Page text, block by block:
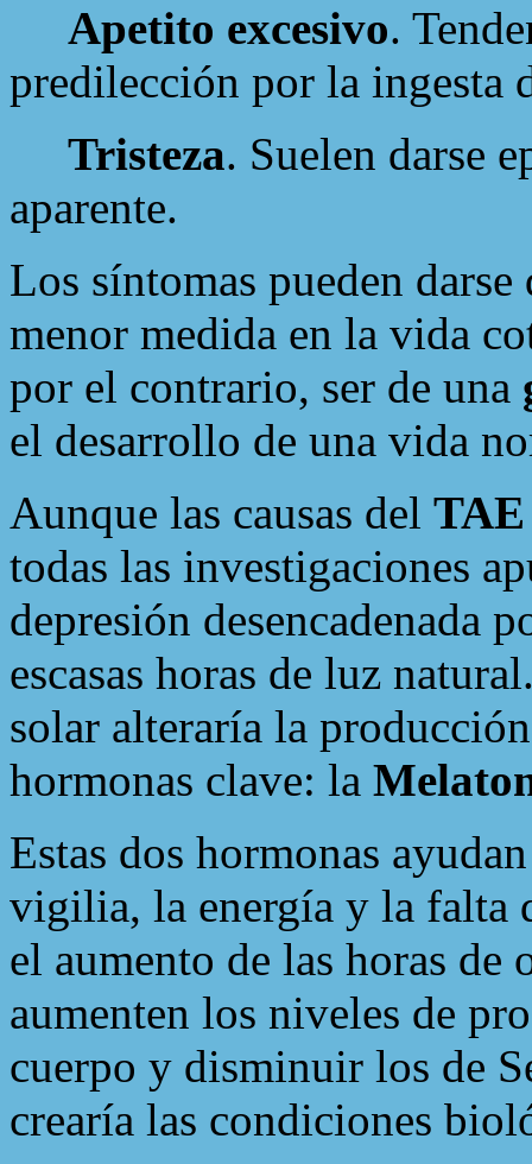
Apetito excesivo.
predilección por la ingesta
Tristeza. Suelen darse
aparente.
Los síntomas pueden
menor medida en la vida
por el contrario, ser de una
el desarrollo de una vida
Aunque las causas del TAE
todas las investigaciones
depresión desencadenada
escasas horas de luz
solar alteraría la
hormonas clave: la
Estas dos hormonas
vigilia, la energía y la falta
el aumento de las horas de
aumenten los niveles de
cuerpo y disminuir los de
crearía las condiciones